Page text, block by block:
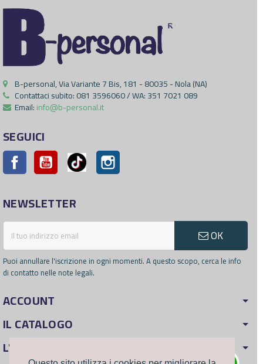
B-personal, Via Variante 7 Bis, 181 - 80035 - Nola (NA)
Contattaci subito:081 3596060 / WA: 351 7021 089
Email:info@b-personal.it
SEGUICI
Facebook YouTube Pinterest
NEWSLETTER
OK
Puoi annullare l'iscrizione in ogni momenti. A questo scopo, cerca le info
di contatto nelle note legali.
ACCOUNT
IL CATALOGO
L'AZIENDA